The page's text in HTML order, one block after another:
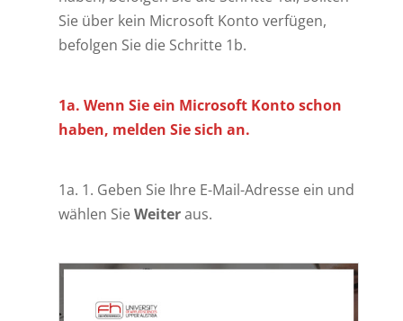
Sie über kein Microsoft Konto verfügen,
befolgen Sie die Schritte 1b.
1a. Wenn Sie ein Microsoft Konto schon
haben, melden Sie sich an.
1a. 1. Geben Sie Ihre E-Mail-Adresse ein und
wählen SieWeiteraus.